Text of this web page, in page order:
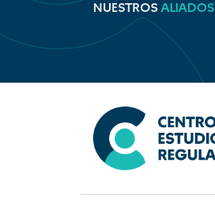
NUESTROS ALIADOS